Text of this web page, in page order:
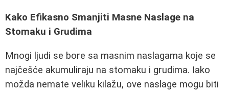
Kako Efikasno Smanjiti Masne Naslage na
Stomaku i Grudima
Mnogi ljudi se bore sa masnim naslagama koje se
najčešće akumuliraju na stomaku i grudima. Iako
možda nemate veliku kilažu, ove naslage mogu biti